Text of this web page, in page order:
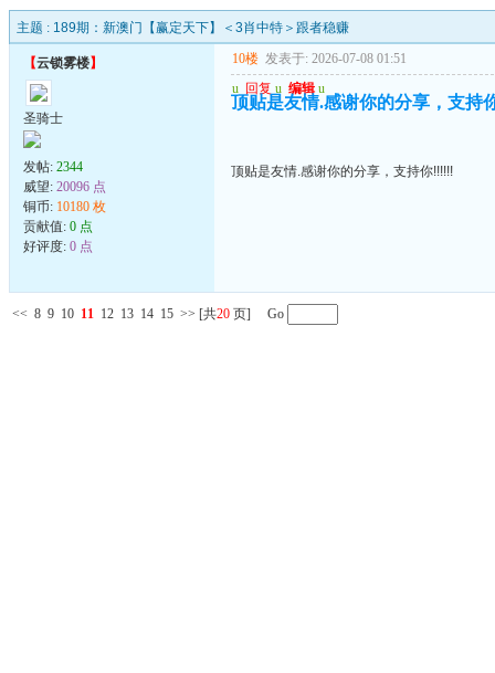
主题 : 189期：新澳门【赢定天下】＜3肖中特＞跟者稳赚
【云锁雾楼】
圣骑士
发帖: 2344
威望: 20096 点
铜币: 10180 枚
贡献值: 0 点
好评度: 0 点
10楼 发表于: 2026-07-08 01:51
u 回复 u 编辑 u
顶贴是友情.感谢你的分享，支持
顶贴是友情.感谢你的分享，支持你!!!!!!
<< 8 9 10 11 12 13 14 15 >> [共20 页] Go